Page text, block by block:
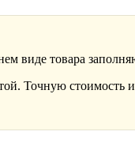
виде товара
Точную стоимость